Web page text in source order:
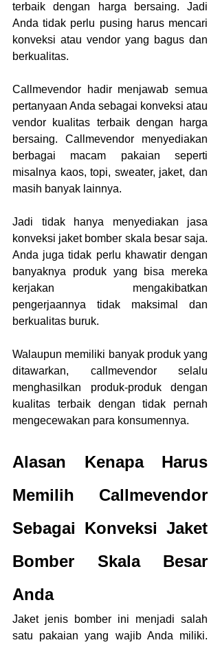
terbaik dengan harga bersaing. Jadi
Anda tidak perlu pusing harus mencari
konveksi atau vendor yang bagus dan
berkualitas.
Callmevendor hadir menjawab semua
pertanyaan Anda sebagai konveksi atau
vendor kualitas terbaik dengan harga
bersaing. Callmevendor menyediakan
berbagai macam pakaian seperti
misalnya kaos, topi, sweater, jaket, dan
masih banyak lainnya.
Jadi tidak hanya menyediakan jasa
konveksi jaket bomber skala besar saja.
Anda juga tidak perlu khawatir dengan
banyaknya produk yang bisa mereka
kerjakan mengakibatkan
pengerjaannya tidak maksimal dan
berkualitas buruk.
Walaupun memiliki banyak produk yang
ditawarkan, callmevendor selalu
menghasilkan produk-produk dengan
kualitas terbaik dengan tidak pernah
mengecewakan para konsumennya.
Alasan Kenapa Harus
Memilih Callmevendor
Sebagai Konveksi Jaket
Bomber Skala Besar
Anda
Jaket jenis bomber ini menjadi salah
satu pakaian yang wajib Anda miliki.